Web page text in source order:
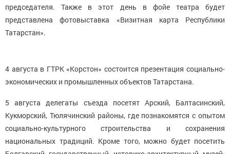
председателя. Также в этот день в фойе театра будет
представлена фотовыставка «Визитная карта Республики
Татарстан».
4 августа в ГТРК «Корстон» состоится презентация социально-
экономических и промышленных объектов Татарстана.
5 августа делегаты съезда посетят Арский, Балтасинский,
Кукморский, Тюлячинский районы, где познакомятся с опытом
социально-культурного строительства и сохранения
национальных традиций. Кроме того, можно будет посетить